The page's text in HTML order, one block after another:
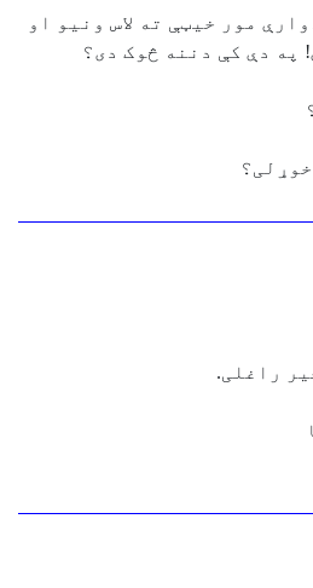
مور خیټې ته لاس ونیو او
په دې کې دننه څوک دی؟
راغلی.